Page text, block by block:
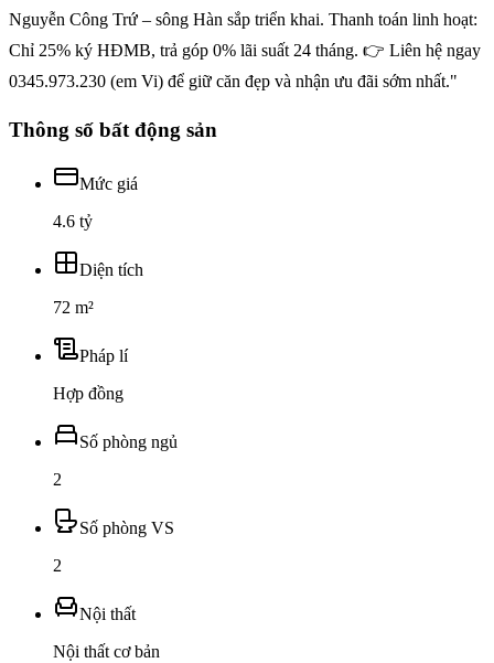
Nguyễn Công Trứ – sông Hàn sắp triển khai. Thanh toán linh hoạt:
Chỉ 25% ký HĐMB, trả góp 0% lãi suất 24 tháng. 👉 Liên hệ ngay
0345.973.230 (em Vi) để giữ căn đẹp và nhận ưu đãi sớm nhất."
Thông số bất động sản
Mức giá
4.6 tỷ
Diện tích
72 m²
Pháp lí
Hợp đồng
Số phòng ngủ
2
Số phòng VS
2
Nội thất
Nội thất cơ bản